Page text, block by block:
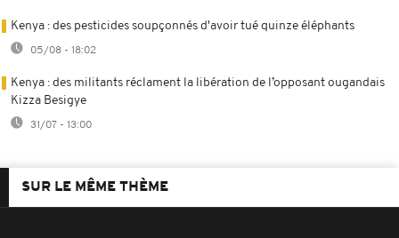
Kenya : des pesticides soupçonnés d'avoir tué quinze éléphants
05/08 - 18:02
Kenya : des militants réclament la libération de l’opposant ougandais
Kizza Besigye
31/07 - 13:00
SUR LE MÊME THÈME